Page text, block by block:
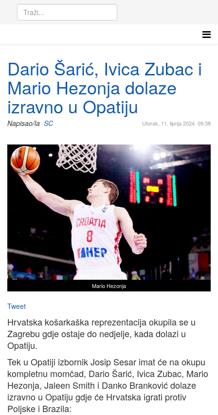
Dario Šarić, Ivica Zubac i
Mario Hezonja dolaze
izravno u Opatiju
Utorak, 11. lipnja 2024. 09:38
Napisao/la SC
Mario Hezonja
Tweet
Hrvatska košarkaška reprezentacija okupila se u
Zagrebu gdje ostaje do nedjelje, kada dolazi u
Opatiju.
Tek u Opatiji izbornik Josip Sesar imat će na okupu
kompletnu momčad, Dario Šarić, Ivica Zubac, Mario
Hezonja, Jaleen Smith i Danko Branković dolaze
izravno u Opatiju gdje će Hrvatska igrati protiv
Poljske i Brazila: